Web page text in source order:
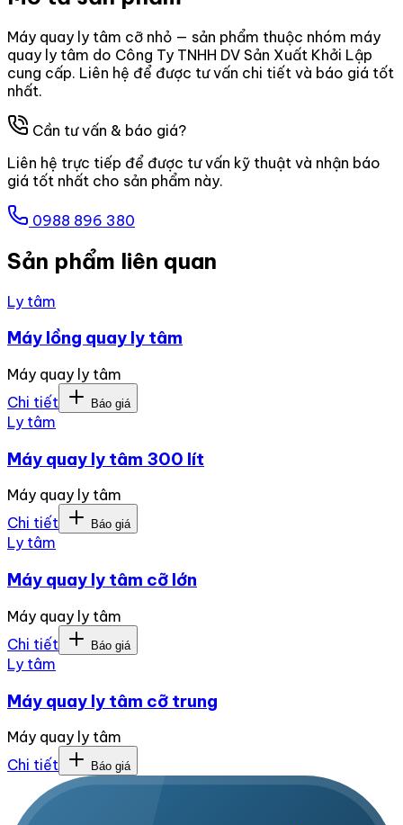
Máy quay ly tâm cỡ nhỏ — sản phẩm thuộc nhóm máy
quay ly tâm do Công Ty TNHH DV Sản Xuất Khởi Lập
cung cấp. Liên hệ để được tư vấn chi tiết và báo giá tốt
nhất.
Cần tư vấn & báo giá?
Liên hệ trực tiếp để được tư vấn kỹ thuật và nhận báo
giá tốt nhất cho sản phẩm này.
0988 896 380
Sản phẩm liên quan
Ly tâm
Máy lồng quay ly tâm
Máy quay ly tâm
Chi tiết
Báo giá
Ly tâm
Máy quay ly tâm 300 lít
Máy quay ly tâm
Chi tiết
Báo giá
Ly tâm
Máy quay ly tâm cỡ lớn
Máy quay ly tâm
Chi tiết
Báo giá
Ly tâm
Máy quay ly tâm cỡ trung
Máy quay ly tâm
Chi tiết
Báo giá